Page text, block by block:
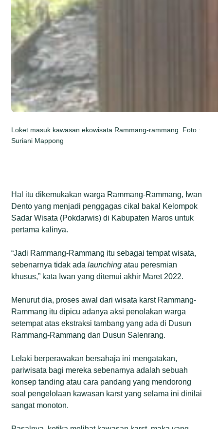
Loket masuk kawasan ekowisata Rammang-rammang. Foto :
Suriani Mappong
Hal itu dikemukakan warga Rammang-Rammang, Iwan
Dento yang menjadi penggagas cikal bakal Kelompok
Sadar Wisata (Pokdarwis) di Kabupaten Maros untuk
pertama kalinya.
“Jadi Rammang-Rammang itu sebagai tempat wisata,
sebenarnya tidak adalaunchingatau peresmian
khusus,” kata Iwan yang ditemui akhir Maret 2022.
Menurut dia, proses awal dari wisata karst Rammang-
Rammang itu dipicu adanya aksi penolakan warga
setempat atas ekstraksi tambang yang ada di Dusun
Rammang-Rammang dan Dusun Salenrang.
Lelaki berperawakan bersahaja ini mengatakan,
pariwisata bagi mereka sebenarnya adalah sebuah
konsep tanding atau cara pandang yang mendorong
soal pengelolaan kawasan karst yang selama ini dinilai
sangat monoton.